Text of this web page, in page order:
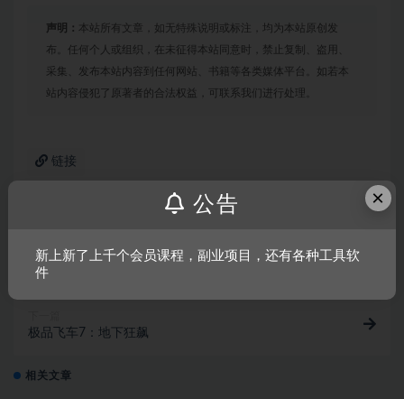
声明： 本站所有文章，如无特殊说明或标注，均为本站原创发
布。任何个人或组织，在未征得本站同意时，禁止复制、盗用、
采集、发布本站内容到任何网站、书籍等各类媒体平台。如若本
站内容侵犯了原著者的合法权益，可联系我们进行处理。
链接
尘埃拉力赛1
极品飞车7：地下狂飙
相关文章
×
公告
新上新了上千个会员课程，副业项目，还有各种工具软
件